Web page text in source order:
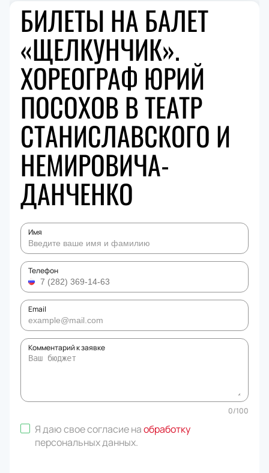
БИЛЕТЫ НА БАЛЕТ
«ЩЕЛКУНЧИК».
ХОРЕОГРАФ ЮРИЙ
ПОСОХОВ В ТЕАТР
СТАНИСЛАВСКОГО И
НЕМИРОВИЧА-
ДАНЧЕНКО
Имя
Телефон
Email
Комментарий к заявке
0/100
Я даю свое согласие наобработку
персональных данных.